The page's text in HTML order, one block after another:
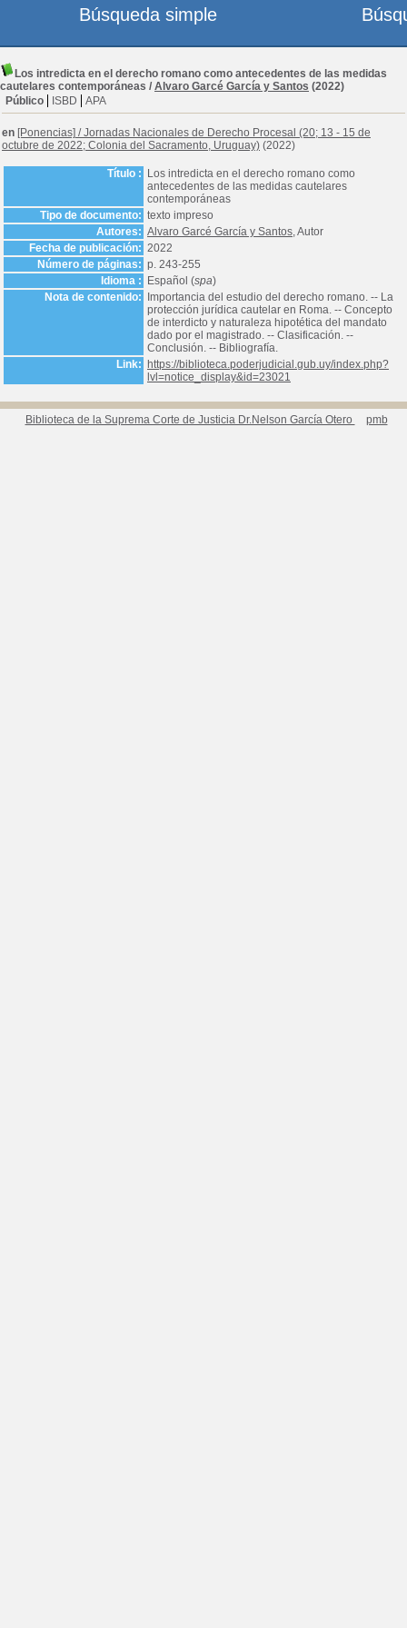
Los intredicta en el derecho romano como antecedentes de las medidas
cautelares contemporáneas / Alvaro Garcé García y Santos (2022)
Público
ISBD APA
en [Ponencias] /Jornadas Nacionales de Derecho Procesal (20; 13 - 15 de
octubre de 2022; Colonia del Sacramento, Uruguay) (2022)
Título :
Los intredicta en el derecho romano como
antecedentes de las medidas cautelares
contemporáneas
Tipo de documento: texto impreso
Autores: Alvaro Garcé García y Santos, Autor
Fecha de publicación: 2022
Número de páginas: p. 243-255
Idioma :
Español (spa)
Nota de contenido:
Importancia del estudio del derecho romano. -- La
protección jurídica cautelar en Roma. -- Concepto
de interdicto y naturaleza hipotética del mandato
dado por el magistrado. -- Clasificación. --
Conclusión. -- Bibliografía.
Link:
https://biblioteca.poderjudicial.gub.uy/index.php?
lvl=notice_display&id=23021
Biblioteca de la Suprema Corte de Justicia Dr.Nelson García Otero pmb
Búsqueda simple